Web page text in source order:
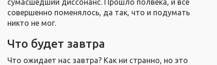
сумасшедший диссонанс. Прошло полвека, и все
совершенно поменялось, да так, что и подумать
никто не мог.
Что будет завтра
Что ожидает нас завтра? Как ни странно, но это